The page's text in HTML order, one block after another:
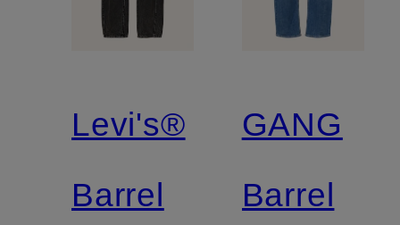
Levi's®
Barrel
GANG
Barrel